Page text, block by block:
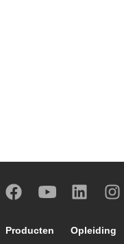
Footer main
Producten Opleiding